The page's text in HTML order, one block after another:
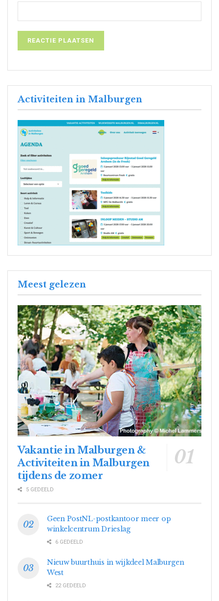
Activiteiten in Malburgen
Meest gelezen
Vakantie in Malburgen &
Activiteiten in Malburgen
tijdens de zomer
5 GEDEELD
Geen PostNL-postkantoor meer op
winkelcentrum Drieslag
6 GEDEELD
Nieuw buurthuis in wijkdeel Malburgen
West
22 GEDEELD